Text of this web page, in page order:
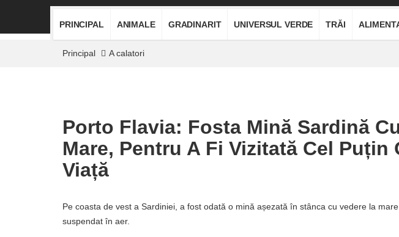
PRINCIPAL ANIMALE GRADINARIT UNIVERSUL VERDE TRĂI
Principal A calatori
Porto Flavia: Fosta Mină Sardină
Mare, Pentru A Fi Vizitată Cel Puțin
Viață
Pe coasta de vest a Sardiniei, a fost odată o mină așezată în stânca cu vedere la
suspendat în aer.